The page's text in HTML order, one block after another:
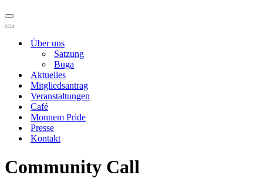
Navigations-
Menü
Navigations-
Über uns
Satzung
Buga
Aktuelles
Mitgliedsantrag
Veranstaltungen
Café
Monnem Pride
Presse
Kontakt
Community Call